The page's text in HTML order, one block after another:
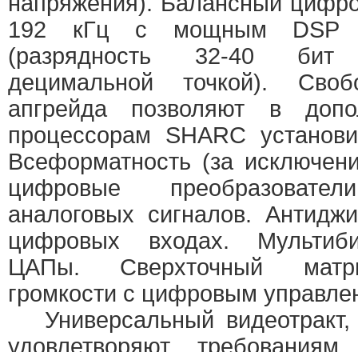
192 кГц с мощным DSP
(разрядность 32-40
децимальной точкой).
апгрейда позволяют в
процессорам SHARC
Всеформатность (за
цифровые
аналоговых сигналов.
цифровых входах.
ЦАПы. Сверхточный
громкости с цифровым
Универсальный видеотракт,
удовлетворяют